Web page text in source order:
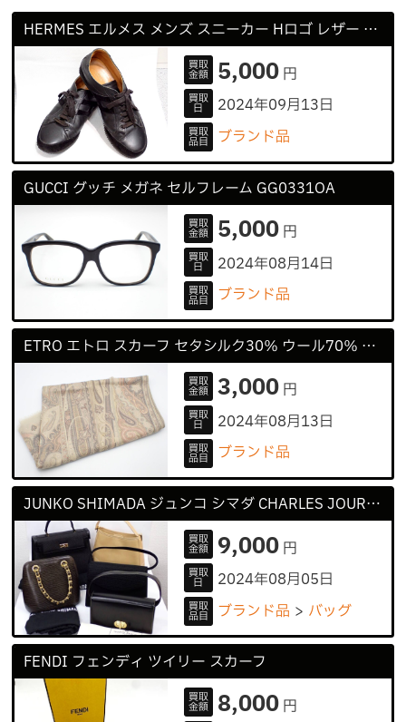
HERMES エルメス メンズ スニーカー Hロゴ レザー 40 12サイズ 26cm
買取
金額 5,000円
買取
日 2024年09月13日
買取
品目 ブランド品
GUCCI グッチ メガネ セルフレーム GG0331OA
買取
金額 5,000円
買取
日 2024年08月14日
買取
品目 ブランド品
ETRO エトロ スカーフ セタシルク30％ ウール70％ ストール
買取
金額 3,000円
買取
日 2024年08月13日
買取
品目 ブランド品
JUNKO SHIMADA ジュンコ シマダ CHARLES JOURDAN シャルル ジョルダン
買取
金額 9,000円
買取
日 2024年08月05日
買取
品目 ブランド品 バッグ
FENDI フェンディ ツイリー スカーフ
買取
金額 8,000円